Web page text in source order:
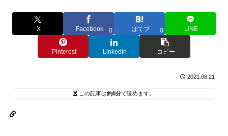
X Facebook 0 はてブ 0 LINE
Pinterest LinkedIn コピー
2021.08.21
この記事は約0分で読めます。